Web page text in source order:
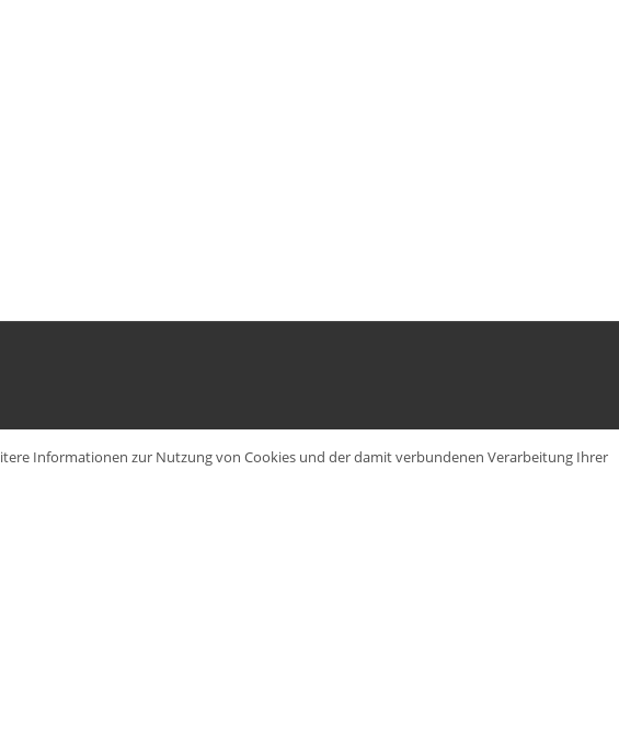
Informationen zur Nutzung von Cookies und der damit verbundenen Verarbeitung Ihrer